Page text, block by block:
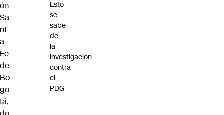
ón
Sa
nt
a
Fe
de
Bo
go
tá,
Esto
se
sabe
de
la
investigación
contra
el
PDG